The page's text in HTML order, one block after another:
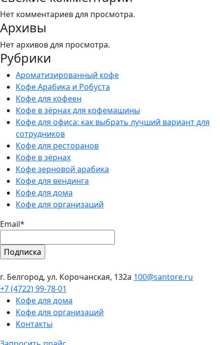
Нет комментариев для просмотра.
Архивы
Нет архивов для просмотра.
Рубрики
Ароматизированный кофе
Кофе Арабика и Робуста
Кофе для кофеен
Кофе в зёрнах для кофемашины
Кофе для офиса: как выбрать лучший вариант для
сотрудников
Кофе для ресторанов
Кофе в зёрнах
Кофе зерновой арабика
Кофе для вендинга
Кофе для дома
Кофе для организаций
Email*
г. Белгород, ул. Корочанская, 132а 100@santore.ru
+7 (4722) 99-78-01
Кофе для дома
Кофе для организаций
Контакты